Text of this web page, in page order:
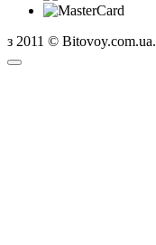
з 2011 © Bitovoy.com.ua.